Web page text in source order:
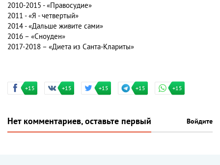
2010-2015 - «Правосудие»
2011 - «Я - четвертый»
2014 - «Дальше живите сами»
2016 – «Сноуден»
2017-2018 – «Диета из Санта-Клариты»
+15 +15 +15 +15 +15
Нет комментариев, оставьте первый Войдите